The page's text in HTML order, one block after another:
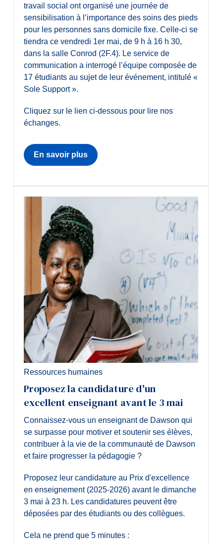
travail social ont organisé une journée de
sensibilisation à l’importance des soins des pieds
pour les personnes sans domicile fixe. Celle-ci se
tiendra ce vendredi 1er mai, de 9 h à 16 h 30,
dans la salle Conrod (2F.4). Le service de
communication a interrogé l’équipe composée de
17 étudiants au sujet de leur événement, intitulé «
Sole Support ».
Cliquez sur le lien ci-dessous pour lire nos
échanges.
En savoir plus
Ressources humaines
Proposez la candidature d'un
excellent enseignant avant le 3 mai
Connaissez-vous un enseignant de Dawson qui
se surpasse pour motiver et soutenir ses élèves,
contribuer à la vie de la communauté de Dawson
et faire progresser la pédagogie ?
Proposez leur candidature au Prix d'excellence
en enseignement (2025-2026) avant le dimanche
3 mai à 23 h. Les candidatures peuvent être
déposées par des étudiants ou des collègues.
Cela ne prend que 5 minutes :